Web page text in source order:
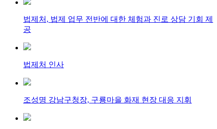
법제처, 법제 업무 전반에 대한 체험과 진로 상담 기회 제
공
법제처 인사
조성명 강남구청장, 구룡마을 화재 현장 대응 지휘